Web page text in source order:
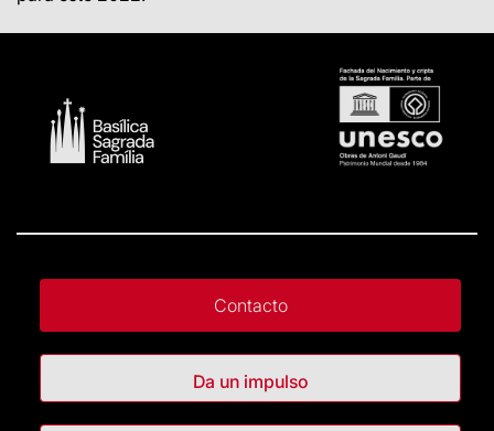
Contacto
Da un impulso